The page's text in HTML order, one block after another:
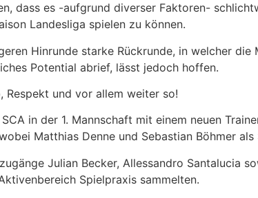
dass es -aufgrund diverser Faktoren-
Landesliga spielen zu können.
Hinrunde starke Rückrunde, in welcher
Potential abrief, lässt jedoch hoffen.
Respekt und vor allem weiter so!
in der 1. Mannschaft mit einem neuen
Matthias Denne und Sebastian Böhmer
Julian Becker, Allessandro Santalucia
Spielpraxis sammelten.